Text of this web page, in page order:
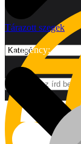
Márkák
Currency:
Tárazott szegek